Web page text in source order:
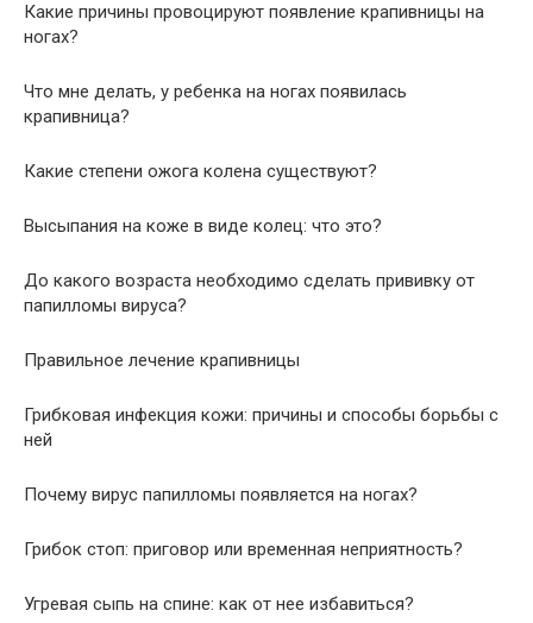
Какие причины провоцируют появление крапивницы на
ногах?
Что мне делать, у ребенка на ногах появилась
крапивница?
Какие степени ожога колена существуют?
Высыпания на коже в виде колец: что это?
До какого возраста необходимо сделать прививку от
папилломы вируса?
Правильное лечение крапивницы
Грибковая инфекция кожи: причины и способы борьбы с
ней
Почему вирус папилломы появляется на ногах?
Грибок стоп: приговор или временная неприятность?
Угревая сыпь на спине: как от нее избавиться?